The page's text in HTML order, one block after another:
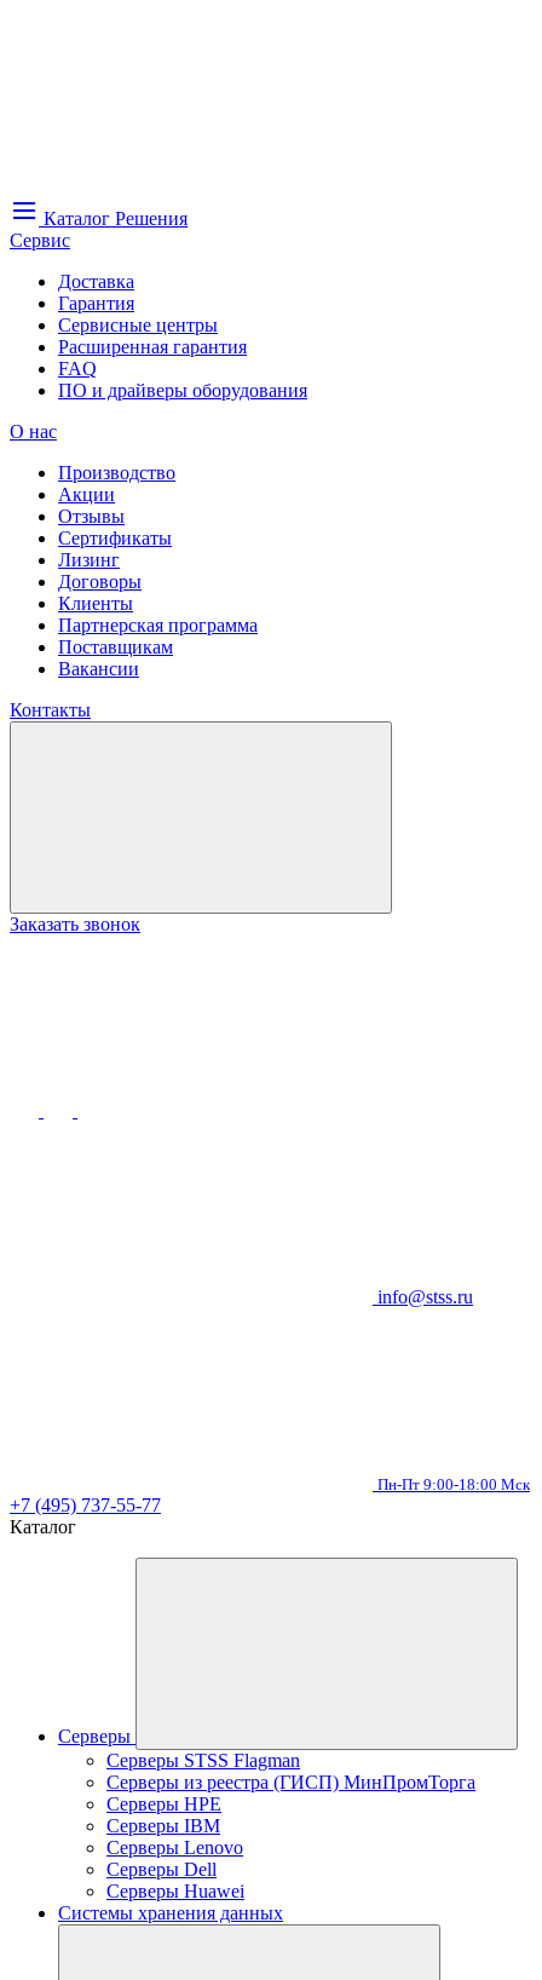
Каталог Решения
Сервис
Доставка
Гарантия
Сервисные центры
Расширенная гарантия
FAQ
ПО и драйверы оборудования
О нас
Производство
Акции
Отзывы
Сертификаты
Лизинг
Договоры
Клиенты
Партнерская программа
Поставщикам
Вакансии
Контакты
Заказать звонок
info@stss.ru
Пн-Пт 9:00-18:00 Мск
+7 (495) 737-55-77
Каталог
Серверы
Серверы STSS Flagman
Серверы из реестра (ГИСП) МинПромТорга
Серверы HPE
Серверы IBM
Серверы Lenovo
Серверы Dell
Серверы Huawei
Системы хранения данных